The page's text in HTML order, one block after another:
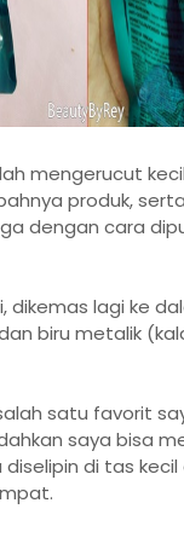
mengerucut
produk,
dengan cara
dikemas lagi ke
biru metalik
satu favorit
saya bisa
di tas